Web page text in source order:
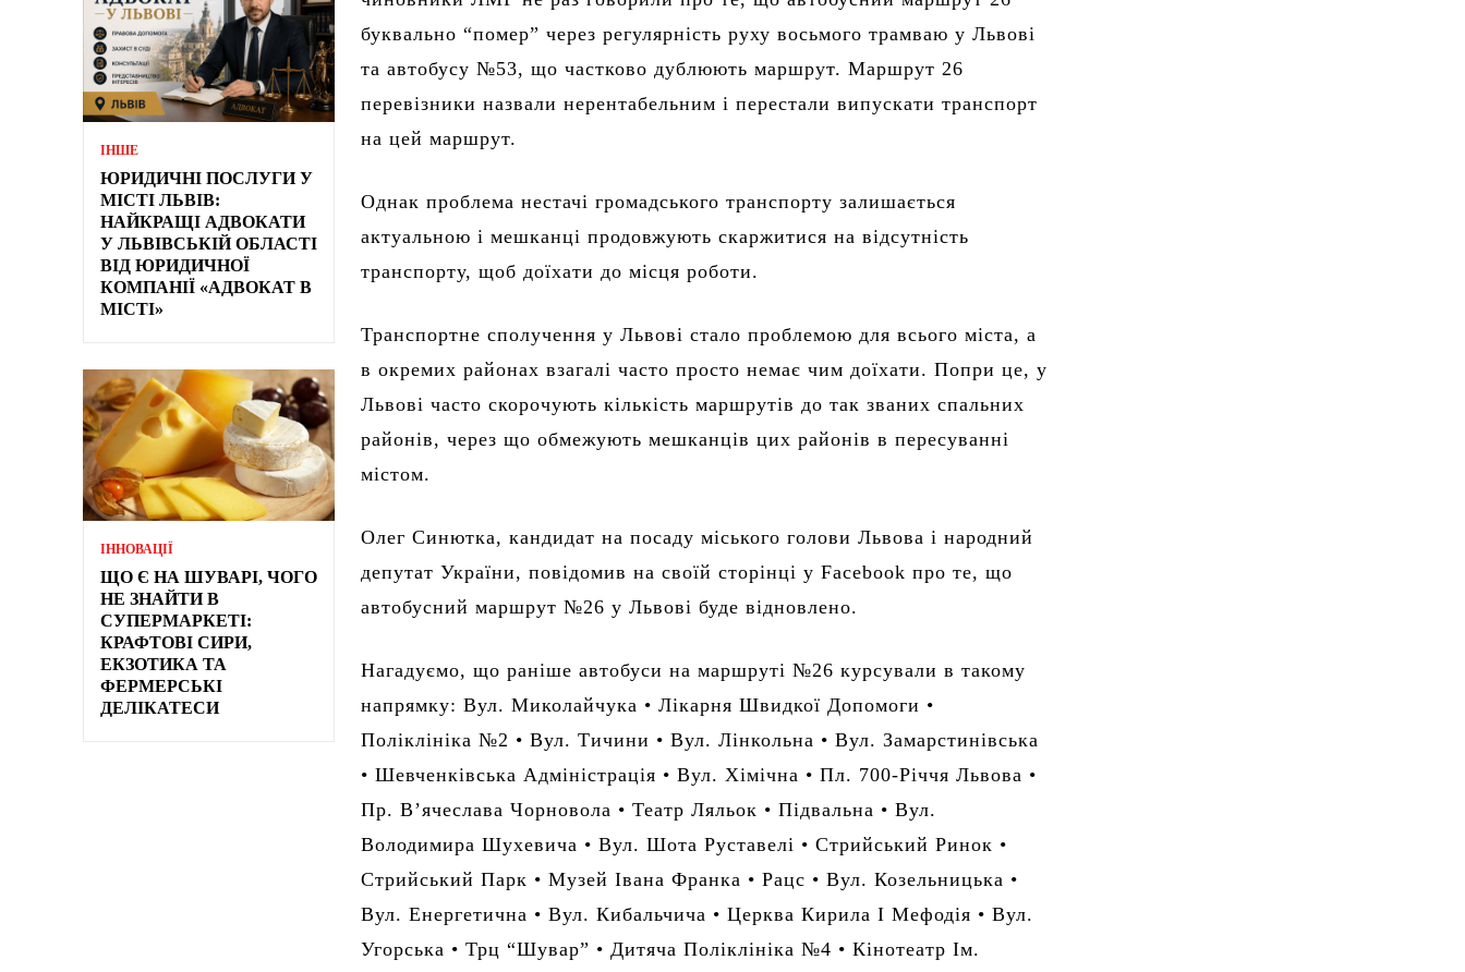
ІНШЕ
ЮРИДИЧНІ ПОСЛУГИ У
МІСТІ ЛЬВІВ:
НАЙКРАЩІ АДВОКАТИ
У ЛЬВІВСЬКІЙ ОБЛАСТІ
ВІД ЮРИДИЧНОЇ
КОМПАНІЇ «АДВОКАТ В
МІСТІ»
ІННОВАЦІЇ
ЩО Є НА ШУВАРІ, ЧОГО
НЕ ЗНАЙТИ В
СУПЕРМАРКЕТІ:
КРАФТОВІ СИРИ,
ЕКЗОТИКА ТА
ФЕРМЕРСЬКІ
ДЕЛІКАТЕСИ
буквально “помер” через регулярність руху восьмого трамваю у Львові
та автобусу №53, що частково дублюють маршрут. Маршрут 26
перевізники назвали нерентабельним і перестали випускати транспорт
на цей маршрут.
Однак проблема нестачі громадського транспорту залишається
актуальною і мешканці продовжують скаржитися на відсутність
транспорту, щоб доїхати до місця роботи.
Транспортне сполучення у Львові стало проблемою для всього міста, а
в окремих районах взагалі часто просто немає чим доїхати. Попри це, у
Львові часто скорочують кількість маршрутів до так званих спальних
районів, через що обмежують мешканців цих районів в пересуванні
містом.
Олег Синютка, кандидат на посаду міського голови Львова і народний
депутат України, повідомив на своїй сторінці у Facebook про те, що
автобусний маршрут №26 у Львові буде відновлено.
Нагадуємо, що раніше автобуси на маршруті №26 курсували в такому
напрямку: Вул. Миколайчука • Лікарня Швидкої Допомоги •
Поліклініка №2 • Вул. Тичини • Вул. Лінкольна • Вул. Замарстинівська
• Шевченківська Адміністрація • Вул. Хімічна • Пл. 700-Річчя Львова •
Пр. В’ячеслава Чорновола • Театр Ляльок • Підвальна • Вул.
Володимира Шухевича • Вул. Шота Руставелі • Стрийський Ринок •
Стрийський Парк • Музей Івана Франка • Рацс • Вул. Козельницька •
Вул. Енергетична • Вул. Кибальчича • Церква Кирила І Мефодія • Вул.
Угорська • Трц “Шувар” • Дитяча Поліклініка №4 • Кінотеатр Ім.